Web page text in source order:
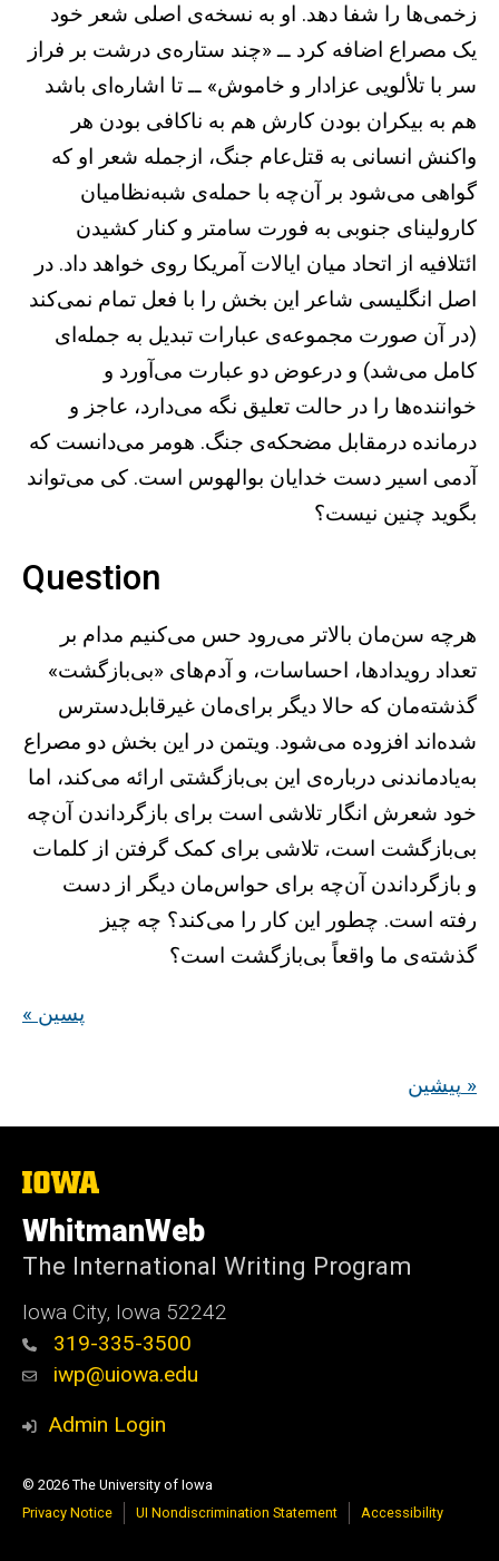
زخمی‌ها را شفا دهد. او به نسخه‌ی اصلی شعر خود
یک مصراع اضافه کرد ــ «چند ستاره‌ی درشت بر فراز
سر با تلألویی عزادار و خاموش» ــ تا اشاره‌ای باشد
هم به بیکران بودن کارش هم به ناکافی بودن هر
واکنش انسانی به قتل‌عام جنگ، ازجمله شعر او که
گواهی می‌شود بر آن‌چه با حمله‌ی شبه‌نظامیان
کارولینای جنوبی به فورت سامتر و کنار کشیدن
ائتلافیه از اتحاد میان ایالات آمریکا روی خواهد داد. در
اصل انگلیسی شاعر این بخش را با فعل تمام نمی‌کند
(در آن صورت مجموعه‌ی عبارات تبدیل به جمله‌ای
کامل می‌شد) و درعوض دو عبارت می‌آورد و
خواننده‌ها را در حالت تعلیق نگه می‌دارد، عاجز و
درمانده درمقابل مضحکه‌ی جنگ. هومر می‌دانست که
آدمی اسیر دست خدایان بوالهوس است. کی می‌تواند
بگوید چنین نیست؟
Question
هرچه سن‌مان بالاتر می‌رود حس می‌کنیم مدام بر
تعداد رویدادها، احساسات، و آدم‌های «بی‌بازگشت»
گذشته‌مان که حالا دیگر برای‌مان غیرقابل‌دسترس
شده‌اند افزوده می‌شود. ویتمن در این بخش دو مصراع
به‌یادماندنی درباره‌ی این بی‌بازگشتی ارائه می‌کند، اما
خود شعرش انگار تلاشی است برای بازگرداندن آن‌چه
بی‌بازگشت است، تلاشی برای کمک گرفتن از کلمات
و بازگرداندن آن‌چه برای حواس‌مان دیگر از دست
رفته است. چطور این کار را می‌کند؟ چه چیز
گذشته‌ی ما واقعاً بی‌بازگشت است؟
« پسین
پیشین »
The
of
Iowa
WhitmanWeb
The International Writing Program
Iowa City, Iowa 52242
319-335-3500
iwp@uiowa.edu
Admin Login
© 2026 The University of Iowa
Privacy Notice
UI Nondiscrimination Statement Accessibility